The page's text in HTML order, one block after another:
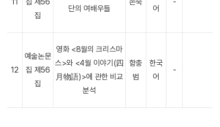
집
단의 여배우들
어
12
예술논문
집 제56
집
영화 <8월의 크리스마
스>와 <4월 이야기(四
月物語)>에 관한 비교
분석
함충
범
한국
어
-